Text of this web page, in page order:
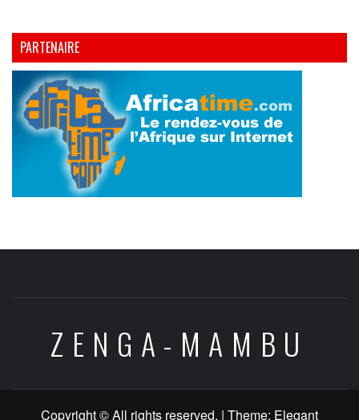
PARTENAIRE
ZENGA-MAMBU
Copyright © All rights reserved. | Theme: Elegant